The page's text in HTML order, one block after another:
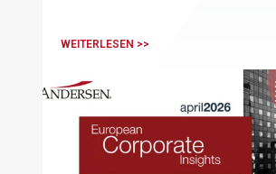
WEITERLESEN >>